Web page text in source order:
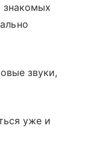
знакомых
звуки,
уже и